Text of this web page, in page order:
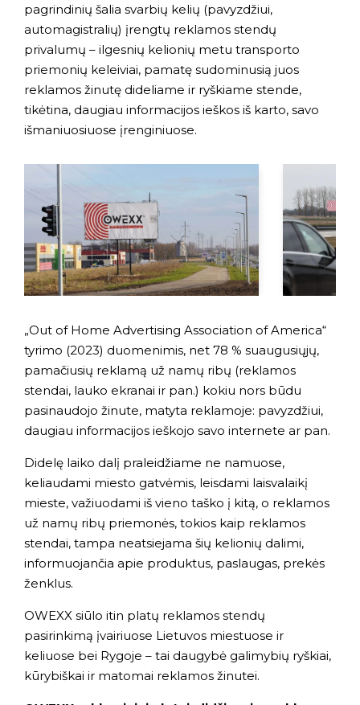
pagrindinių šalia svarbių kelių (pavyzdžiui,
automagistralių) įrengtų reklamos stendų
privalumų – ilgesnių kelionių metu transporto
priemonių keleiviai, pamatę sudominusią juos
reklamos žinutę dideliame ir ryškiame stende,
tikėtina, daugiau informacijos ieškos iš karto, savo
išmaniuosiuose įrenginiuose.
„Out of Home Advertising Association of America“
tyrimo (2023) duomenimis, net 78 % suaugusiųjų,
pamačiusių reklamą už namų ribų (reklamos
stendai, lauko ekranai ir pan.) kokiu nors būdu
pasinaudojo žinute, matyta reklamoje: pavyzdžiui,
daugiau informacijos ieškojo savo internete ar pan.
Didelę laiko dalį praleidžiame ne namuose,
keliaudami miesto gatvėmis, leisdami laisvalaikį
mieste, važiuodami iš vieno taško į kitą, o reklamos
už namų ribų priemonės, tokios kaip reklamos
stendai, tampa neatsiejama šių kelionių dalimi,
informuojančia apie produktus, paslaugas, prekės
ženklus.
OWEXX siūlo itin platų reklamos stendų
pasirinkimą įvairiuose Lietuvos miestuose ir
keliuose bei Rygoje – tai daugybė galimybių ryškiai,
kūrybiškai ir matomai reklamos žinutei.